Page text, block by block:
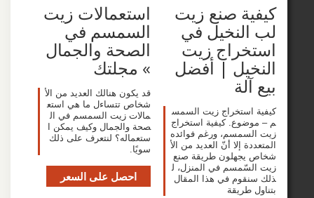
صنع زيت
في
زيت
| أفضل
استخراج زيت السمس
كيفية استخراج
ورغم فوائده
إلا أنّ العديد من الأ
طريقة صنع
في المنزل، ل
في هذا المقال
استعمالات زيت
السمسم في
الصحة والجمال
» مجلتك
قد يكون هنالك العديد من الأ
شخاص تتساءل ما هي استع
مالات زيت السمسم في ال
صحة والجمال وكيف يمكن ا
ستعماله؟ لنتعرف على ذلك
سويًا.
احصل على السعر